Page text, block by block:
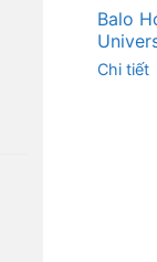
Balo
Chi tiết